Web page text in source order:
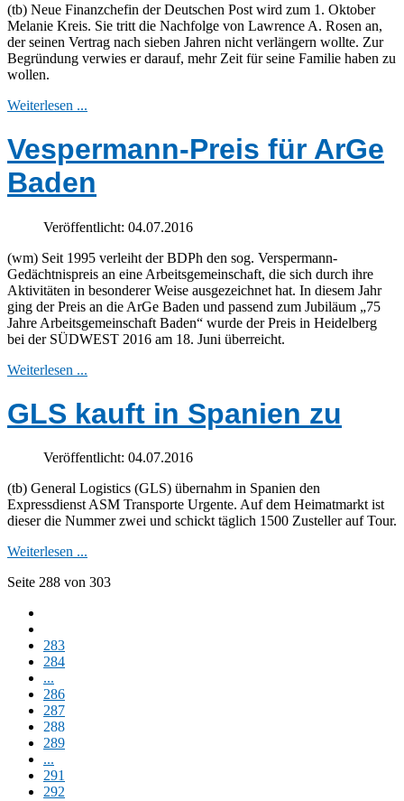
(tb) Neue Finanzchefin der Deutschen Post wird zum 1. Oktober
Melanie Kreis. Sie tritt die Nachfolge von Lawrence A. Rosen an,
der seinen Vertrag nach sieben Jahren nicht verlängern wollte. Zur
Begründung verwies er darauf, mehr Zeit für seine Familie haben zu
wollen.
Weiterlesen ...
Vespermann-Preis für ArGe
Baden
Veröffentlicht: 04.07.2016
(wm) Seit 1995 verleiht der BDPh den sog. Verspermann-
Gedächtnispreis an eine Arbeitsgemeinschaft, die sich durch ihre
Aktivitäten in besonderer Weise ausgezeichnet hat. In diesem Jahr
ging der Preis an die ArGe Baden und passend zum Jubiläum „75
Jahre Arbeitsgemeinschaft Baden“ wurde der Preis in Heidelberg
bei der SÜDWEST 2016 am 18. Juni überreicht.
Weiterlesen ...
GLS kauft in Spanien zu
Veröffentlicht: 04.07.2016
(tb) General Logistics (GLS) übernahm in Spanien den
Expressdienst ASM Transporte Urgente. Auf dem Heimatmarkt ist
dieser die Nummer zwei und schickt täglich 1500 Zusteller auf Tour.
Weiterlesen ...
Seite 288 von 303
283
284
...
286
287
288
289
...
291
292